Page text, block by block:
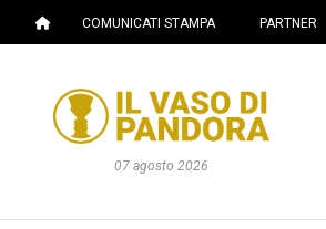
COMUNICATI STAMPA PARTNER
07 agosto 2026